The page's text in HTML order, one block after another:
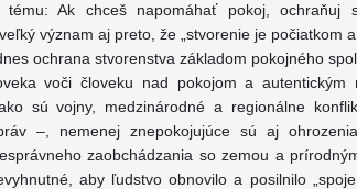
tému: Ak chceš napomáhať pokoj, ochraňuj
význam aj preto, že „stvorenie je počiatkom
ochrana stvorenstva základom pokojného
voči človeku nad pokojom a autentickým
sú vojny, medzinárodné a regionálne
–, nemenej znepokojujúce sú aj
zaobchádzania so zemou a
aby ľudstvo obnovilo a posilnilo